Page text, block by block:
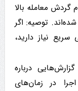
گردش معامله بالا
توصیه: اگر
نیاز دارید،
گزارش‌هایی درباره
در زمان‌های